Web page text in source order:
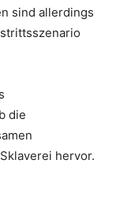
sind allerdings
die
hervor.